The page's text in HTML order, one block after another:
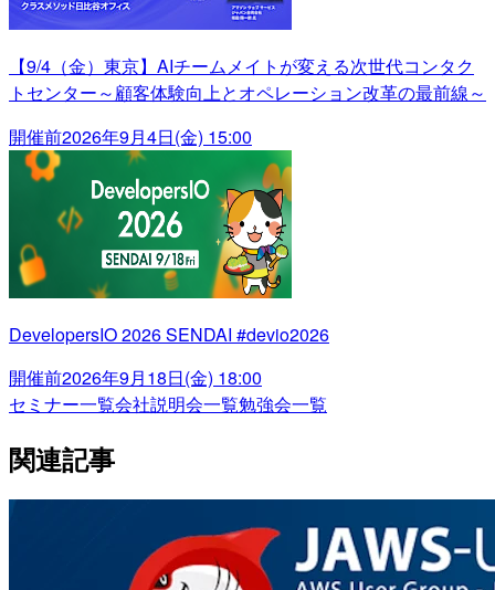
【9/4（金）東京】AIチームメイトが変える次世代コンタク
トセンター～顧客体験向上とオペレーション改革の最前線～
開催前2026年9月4日(金) 15:00
DevelopersIO 2026 SENDAI #devio2026
開催前2026年9月18日(金) 18:00
セミナー一覧会社説明会一覧勉強会一覧
関連記事